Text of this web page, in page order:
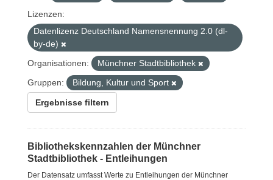
Lizenzen:
Datenlizenz Deutschland Namensnennung 2.0 (dl-
by-de)
Organisationen:
Münchner Stadtbibliothek
Gruppen:
Bildung, Kultur und Sport
Ergebnisse filtern
Bibliothekskennzahlen der Münchner
Stadtbibliothek - Entleihungen
Der Datensatz umfasst Werte zu Entleihungen der Münchner